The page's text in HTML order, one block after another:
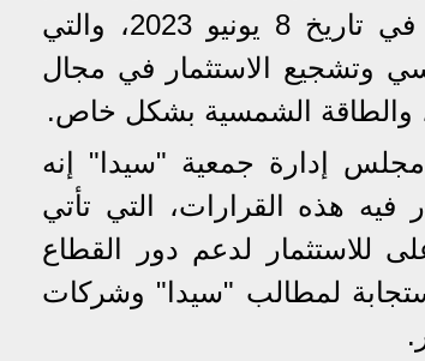
الكهرباء وحماية المستهلك الصادرة في تاريخ 8 يونيو 2023، والتي
وتشجيع الاستثمار في مجال
والطاقة الشمسية بشكل خاص.
إدارة جمعية "سيدا" إنه
فيه هذه القرارات، التي تأتي
للاستثمار لدعم دور القطاع
لمطالب "سيدا" وشركات